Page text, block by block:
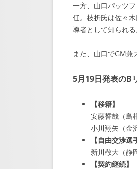
一方、山口パッツ
任。枝折氏は佐々
導者として知られる
また、山口でGM兼
5月19日発表のB
【移籍】
安藤誓哉（島
小川翔矢（金
【自由交渉選
新川敬大（静
【契約継続】